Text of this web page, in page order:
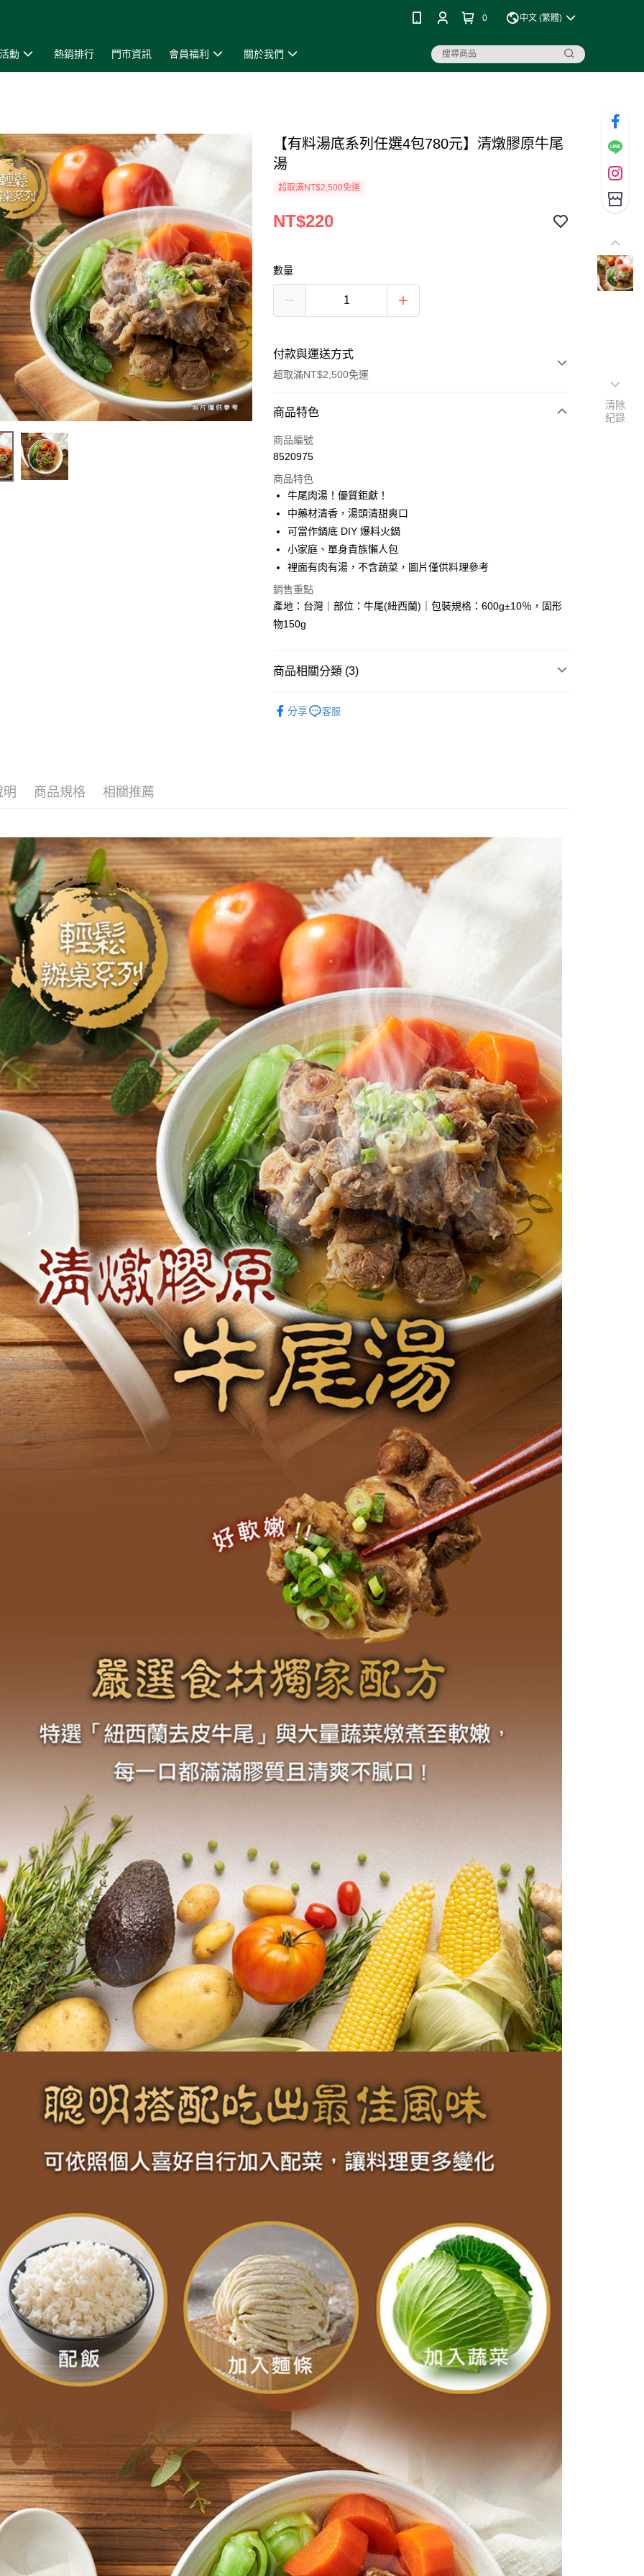
0 中文 (繁體)
動 熱銷排行 門市資訊 會員福利 關於我們
【有料湯底系列任選4包780元】清燉膠原牛尾
湯
超取滿NT$2,500免運
NT$220
數量
付款與運送方式
超取滿NT$2,500免運
付款方式
信用卡一次付款
Apple Pay
街口支付
悠遊付
Google Pay
大哥付你分期
相關說明
【大哥付你分期使用說明】
流程，驗證手機門號後，選擇欲分期的期數、繳款截止日，確認付款後即
4.訂單成立30分鐘內，如未前往確認交易或遇審核未通過，訂單將自動取
消。如遇「轉專審核」未通過狀況，表示未達大哥付你分期系統評分，恕
1.本服務係由「台灣大哥大股份有限公司」（以下簡稱本公司）所提供，讓
用戶於交易時，得透過本服務購買商品或服務，並由商店將買賣／分期付
款買賣價金債權讓與本公司後，依約使用本公司帳單繳交帳款。
2.基於同意付款使用「大哥付你分期」之契約關係目的，商店將以您的個人
資料（包含姓名、電話或地址）提供予台灣大哥大進項蒐集、處理及利
用，由本公司與您本人進行分期帳單所需資料之確認、核對及更正。
3.完整用戶服務條款，請詳閱以下連結：
【關於「AFTEE先享後付」】
１．簡單：不需註冊會員、不需綁卡、不需儲值。
※ 請注意：結帳手續完成當下不需立刻繳費，但若您需要取消訂單，請聯
絡購買商品的店家。未經商家同意取消之訂單仍視為有效，需透過AFTEE
先享後付繳納相關費用。
※ 交易是否成功請以「AFTEE先享後付 」之結帳頁面顯示為準，若有關於
是否繳費成功／繳費後需取消欲退款等相關疑問，請聯繫「AFTEE先享後
付客戶支援中心」
【注意事項】
１．透過由恩沛科技股份有限公司提供之「AFTEE先享後付」服務完成之
交易，需依本服務之必要範圍內提供個人資料，並將交易相關給付款項請
求債權轉讓予恩沛科技股份有限公司。
２．關於個人資料處理事宜，請瀏覽以下網址：
https://aftee.tw/terms/#terms3
３．未成年的使用者請事先徵得法定代理人或監護人之同意方可使用
「AFTEE先享後付」，若未經同意申辦者引起之損失，本公司不負相關責
４．使用「AFTEE先享後付」時，將依據個別帳號之用戶狀況，依本公司
即時審查核予不同之上限額度；若仍有額度不足之情形，本公司將視審查
結果請求用戶進行身份認證。
５．嚴禁一人註冊多個帳號或使用他人資訊註冊。若發現惡意使用之情
形，恩沛科技股份有限公司將有權停止該用戶之使用額度並採取法律行
動。
貨到付款
7-11冷凍超取(預計3-5天)(購買金額最高到2999元，超過請選
宅配)
每筆NT$200，滿NT$2,500(含以上)免運費
冷凍宅配(配送時間18:00前)(如要選取7-11超取，單筆訂單金額最
高不能超過3000元)
每筆NT$250，滿NT$3,000(含以上)免運費
離島冷凍宅配(配送時間18:00前)
每筆NT$400，滿NT$6,000(含以上)免運費
冷凍貨到付款（配送時間18:00前）
每筆NT$250，滿NT$3,000(含以上)免運費
商品特色
商品編號
8520975
商品特色
牛尾肉湯！優質鉅獻！
中藥材清香，湯頭清甜爽口
可當作鍋底 DIY 爆料火鍋
小家庭、單身貴族懶人包
裡面有肉有湯，不含蔬菜，圖片僅供料理參考
銷售重點
產地：台灣｜部位：牛尾(紐西蘭)｜包裝規格：600g±10％，固形
物150g
商品相關分類 (3)
分享 客服
明 商品規格 相關推薦
清除
紀錄